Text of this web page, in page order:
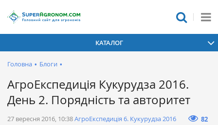
КАТАЛОГ
Головна • Блоги •
АгроЕкспедиція Кукурудза 2016.
День 2. Порядність та авторитет
27 вересня 2016, 10:38АгроЕкспедиція 6. Кукурудза 2016 82